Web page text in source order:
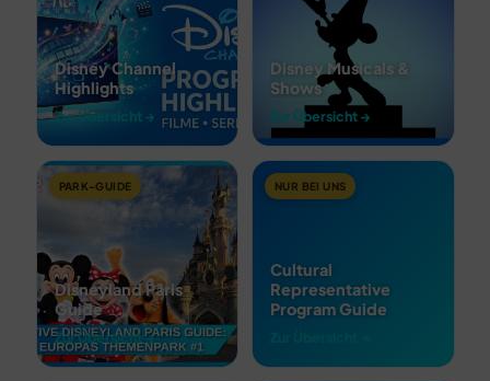
Disney Channel
Highlights
Zur Übersicht →
Disney Musicals &
Shows
Zur Übersicht →
PARK-GUIDE
Disneyland Paris
Guide
Zur Übersicht →
NUR BEI UNS
Cultural
Representative
Program Guide